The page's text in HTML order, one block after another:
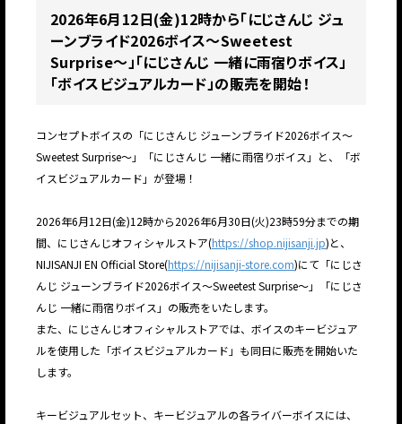
2026年6月12日(金)12時から「にじさんじ ジュ
ーンブライド2026ボイス～Sweetest
Surprise～」「にじさんじ 一緒に雨宿りボイス」
「ボイスビジュアルカード」の販売を開始！
コンセプトボイスの「にじさんじ ジューンブライド2026ボイス～
Sweetest Surprise～」「にじさんじ 一緒に雨宿りボイス」と、「ボ
イスビジュアルカード」が登場！
2026年6月12日(金)12時から2026年6月30日(火)23時59分までの期
間、にじさんじオフィシャルストア(https://shop.nijisanji.jp)と、
NIJISANJI EN Official Store(https://nijisanji-store.com)にて「にじさ
んじ ジューンブライド2026ボイス～Sweetest Surprise～」「にじさ
んじ 一緒に雨宿りボイス」の販売をいたします。
また、にじさんじオフィシャルストアでは、ボイスのキービジュア
ルを使用した「ボイスビジュアルカード」も同日に販売を開始いた
します。
キービジュアルセット、キービジュアルの各ライバーボイスには、